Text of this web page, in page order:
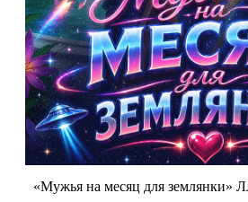
«Мужья на месяц для землянки»